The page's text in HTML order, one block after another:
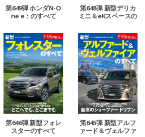
第649弾 ホンダN-O
ne e：のすべて
第648弾 新型デリカ
ミニ＆eKスペースの
第646弾 新型フォレ
スターのすべて
第645弾 新型アルフ
ァード＆ヴェルファ